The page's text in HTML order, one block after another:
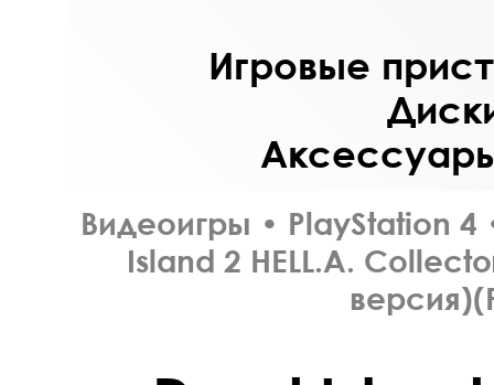
Игровые
Видеоигры • PlayStation 4
Island 2 HELL.A.